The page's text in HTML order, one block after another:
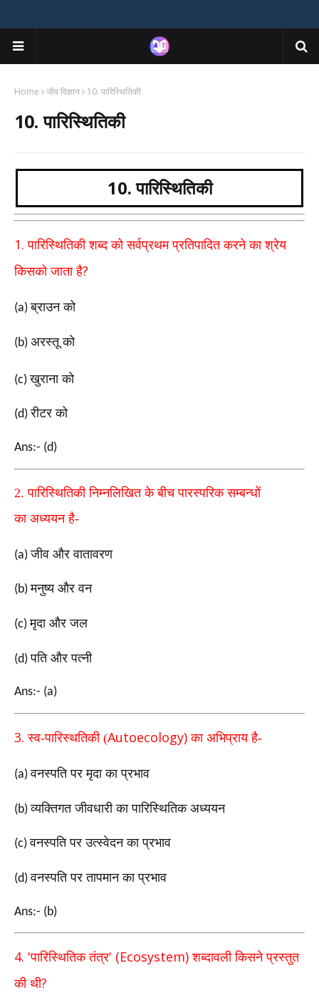
Home जीव विज्ञान 10. पारिस्थितिकी
10. पारिस्थितिकी
10. पारिस्थितिकी
1.पारिस्थितिकी शब्द को सर्वप्रथम प्रतिपादित करने का श्रेय
किसको जाता है?
(a)ब्राउन को
(b) अरस्तू को
(c)खुराना को
(d)रीटर को
Ans:- (d)
2.पारिस्थितिकी निम्नलिखित के बीच पारस्परिक सम्बन्धों
का अध्ययन है-
(a)जीव और वातावरण
(b)मनुष्य और वन
(c)मृदा और जल
(d)पति और पत्नी
Ans:- (a)
3.स्व-पारिस्थतिकी (Autoecology)का अभिप्राय है-
(a)वनस्पति पर मृदा का प्रभाव
(b)व्यक्तिगत जीवधारी का पारिस्थितिक अध्ययन
(c)वनस्पति पर उत्स्वेदन का प्रभाव
(d)वनस्पति पर तापमान का प्रभाव
Ans:- (b)
4. 'पारिस्थितिक तंत्र' (Ecosystem)शब्दावली किसने प्रस्तुत
की थी?